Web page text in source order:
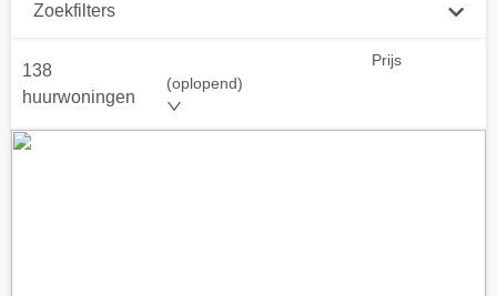
Zoekfilters
Plaatsnaam
+ 0 km
138
huurwoningen
Prijs
(oplopend)